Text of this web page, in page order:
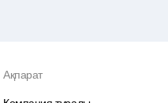
Ақпарат